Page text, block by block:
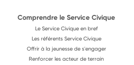
Comprendre le Service Civique
Le Service Civique en bref
Les référents Service Civique
Offrir à la jeunesse de s'engager
Renforcer les acteur de terrain